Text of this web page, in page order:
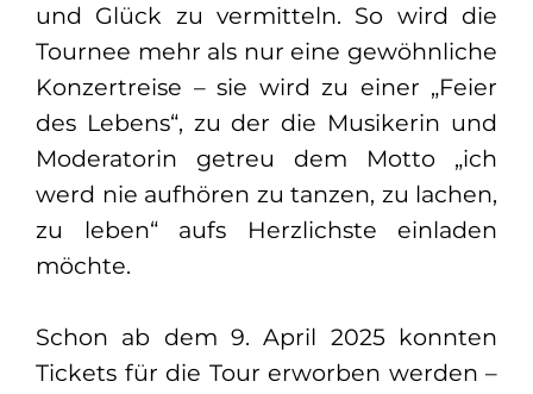
und Glück zu vermitteln. So wird die
Tournee mehr als nur eine gewöhnliche
Konzertreise – sie wird zu einer „Feier
des Lebens“, zu der die Musikerin und
Moderatorin getreu dem Motto „ich
werd nie aufhören zu tanzen, zu lachen,
zu leben“ aufs Herzlichste einladen
möchte.
Schon ab dem 9. April 2025 konnten
Tickets für die Tour erworben werden –